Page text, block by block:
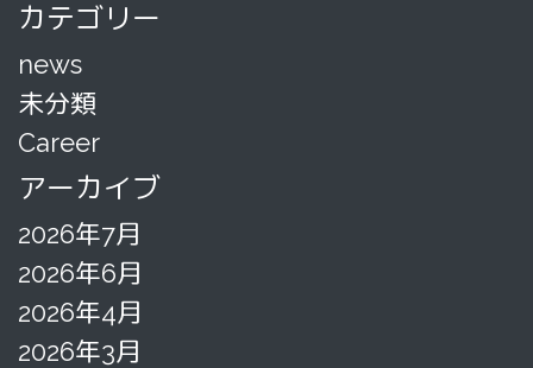
カテゴリー
news
未分類
Career
アーカイブ
2026年7月
2026年6月
2026年4月
2026年3月